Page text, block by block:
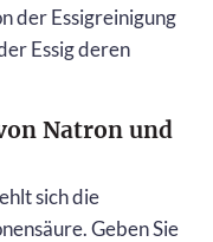
der Essigreinigung
Essig deren
Natron und
sich die
Geben Sie